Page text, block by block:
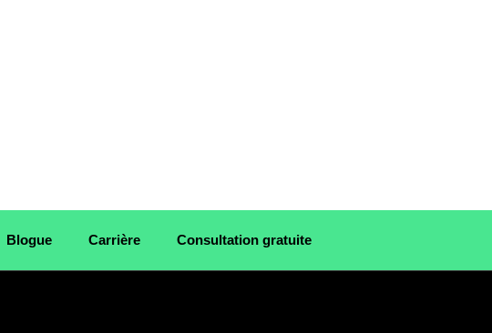
Blogue Carrière Consultation gratuite